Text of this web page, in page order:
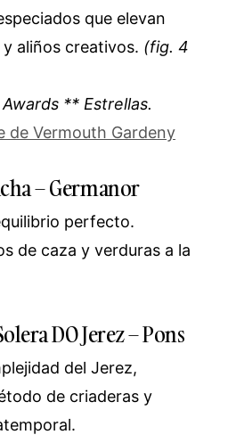
que elevan
aliños creativos. (fig. 4
** Estrellas.
de Vermouth Gardeny
– Germanor
perfecto.
de caza y verduras a la
DO Jerez – Pons
del Jerez,
de criaderas y